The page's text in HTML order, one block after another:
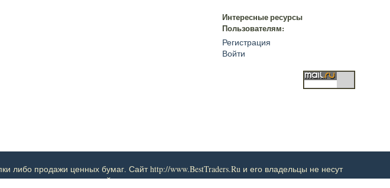
Интересные ресурсы
Пользователям:
Регистрация
Войти
продажи ценных бумаг. Сайт http://www.BestTraders.Ru и его владельцы не несут
данных рекомендаций.